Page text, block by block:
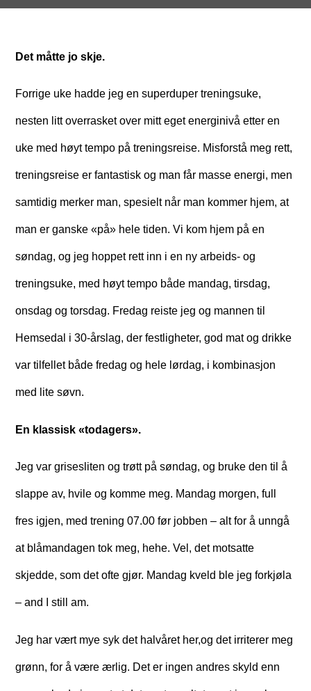
Det måtte jo skje.
Forrige uke hadde jeg en superduper treningsuke,
nesten litt overrasket over mitt eget energinivå etter en
uke med høyt tempo på treningsreise. Misforstå meg rett,
treningsreise er fantastisk og man får masse energi, men
samtidig merker man, spesielt når man kommer hjem, at
man er ganske «på» hele tiden. Vi kom hjem på en
søndag, og jeg hoppet rett inn i en ny arbeids- og
treningsuke, med høyt tempo både mandag, tirsdag,
onsdag og torsdag. Fredag reiste jeg og mannen til
Hemsedal i 30-årslag, der festligheter, god mat og drikke
var tilfellet både fredag og hele lørdag, i kombinasjon
med lite søvn.
En klassisk «todagers».
Jeg var grisesliten og trøtt på søndag, og bruke den til å
slappe av, hvile og komme meg. Mandag morgen, full
fres igjen, med trening 07.00 før jobben – alt for å unngå
at blåmandagen tok meg, hehe. Vel, det motsatte
skjedde, som det ofte gjør. Mandag kveld ble jeg forkjøla
– and I still am.
Jeg har vært mye syk det halvåret her,og det irriterer meg
grønn, for å være ærlig. Det er ingen andres skyld enn